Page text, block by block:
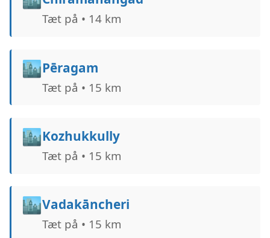
Tæt på • 14 km
🏙️Pēragam
Tæt på • 15 km
🏙️Kozhukkully
Tæt på • 15 km
🏙️Vadakāncheri
Tæt på • 15 km